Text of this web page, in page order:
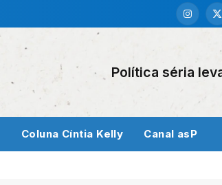
X
Política séria
Coluna Cíntia Kelly Canal asP